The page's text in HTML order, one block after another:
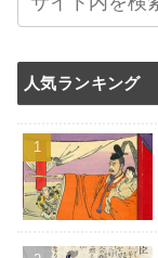
人気ランキング